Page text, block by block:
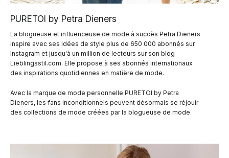
PURETOI by Petra Dieners
La blogueuse et influenceuse de mode à succès Petra Dieners
inspire avec ses idées de style plus de 650 000 abonnés sur
Instagram et jusqu'à un million de lecteurs sur son blog
Lieblingsstil.com. Elle propose à ses abonnés internationaux
des inspirations quotidiennes en matière de mode.
Avec la marque de mode personnelle PURETOI by Petra
Dieners, les fans inconditionnels peuvent désormais se réjouir
des collections de mode créées par la blogueuse de mode.